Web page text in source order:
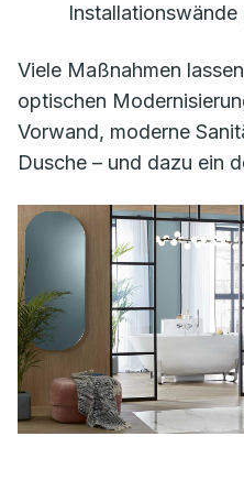
Installationswände
Viele Maßnahmen
optischen
Vorwand, moderne
Dusche – und dazu ein